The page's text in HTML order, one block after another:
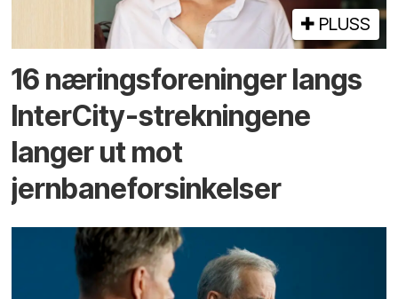
PLUSS
16 næringsforeninger langs
InterCity-strekningene
langer ut mot
jernbaneforsinkelser